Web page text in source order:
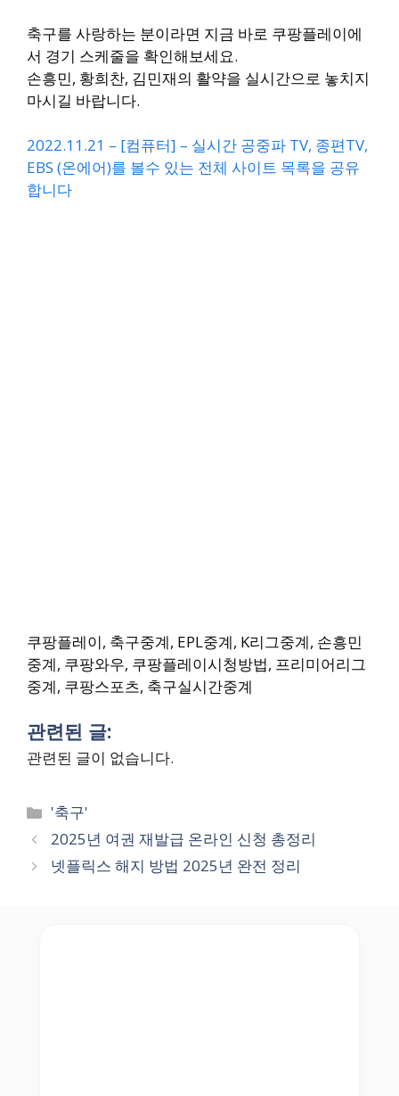
축구를 사랑하는 분이라면 지금 바로 쿠팡플레이에
서 경기 스케줄을 확인해보세요.
손흥민, 황희찬, 김민재의 활약을 실시간으로 놓치지
마시길 바랍니다.
2022.11.21 – [컴퓨터] – 실시간 공중파 TV, 종편TV,
EBS (온에어)를 볼수 있는 전체 사이트 목록을 공유
합니다
쿠팡플레이, 축구중계, EPL중계, K리그중계, 손흥민
중계, 쿠팡와우, 쿠팡플레이시청방법, 프리미어리그
중계, 쿠팡스포츠, 축구실시간중계
관련된 글:
관련된 글이 없습니다.
Categories
'축구'
2025년 여권 재발급 온라인 신청 총정리
넷플릭스 해지 방법 2025년 완전 정리